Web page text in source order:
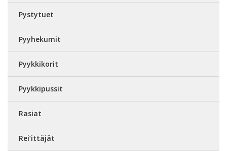
Pystytuet
Pyyhekumit
Pyykkikorit
Pyykkipussit
Rasiat
Rei’ittäjät